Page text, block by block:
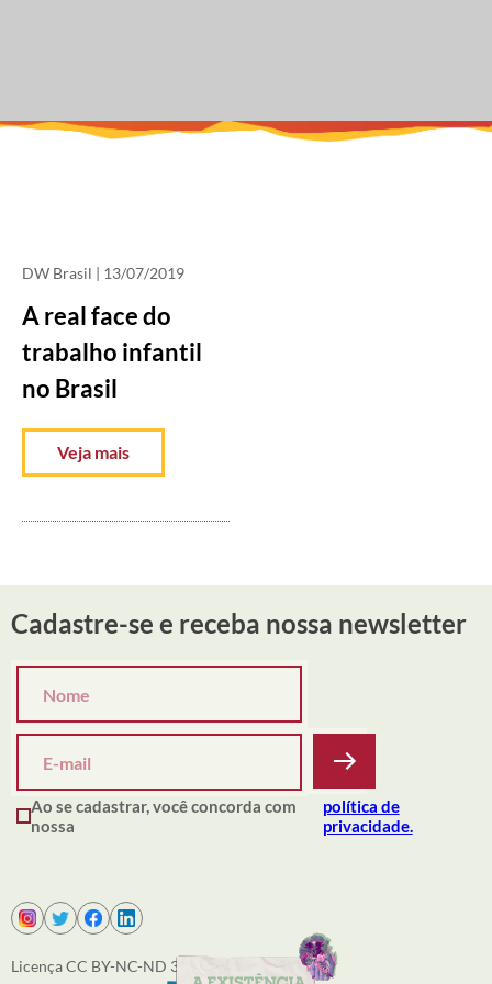
DW Brasil | 13/07/2019
A real face do
trabalho infantil
no Brasil
Veja mais
Cadastre-se e receba nossa newsletter
Ao se cadastrar, você concorda com
nossa
política de
privacidade.
Licença CC BY-NC-ND 3.0